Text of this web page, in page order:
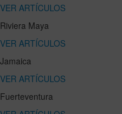
VER ARTÍCULOS
Riviera Maya
VER ARTÍCULOS
Jamaica
VER ARTÍCULOS
Fuerteventura